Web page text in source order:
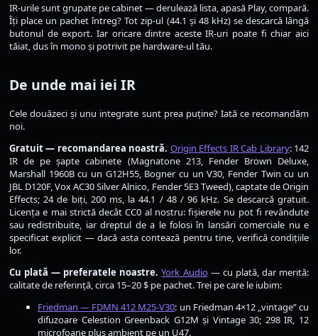
IR-urile sunt grupate pe cabinet — derulează lista, apasă Play, compară.
Îți place un pachet întreg? Tot zip-ul (44.1 și 48 kHz) se descarcă lângă
butonul de export. Iar oricare dintre aceste IR-uri poate fi chiar aici
tăiat, dus în mono și potrivit pe hardware-ul tău.
De unde mai iei IR
Cele douăzeci și unu integrate sunt prea puține? Iată ce recomandăm
noi.
Gratuit — recomandarea noastră. Origin Effects IR Cab Library: 142
IR de pe șapte cabinete (Magnatone 213, Fender Brown Deluxe,
Marshall 1960B cu un G12H55, Bogner cu un V30, Fender Twin cu un
JBL D120F, Vox AC30 Silver Alnico, Fender 5E3 Tweed), captate de Origin
Effects; 24 de biți, 200 ms, la 44.1 / 48 / 96 kHz. Se descarcă gratuit.
Licența e mai strictă decât CC0 al nostru: fișierele nu pot fi revândute
sau redistribuite, iar dreptul de a le folosi în lansări comerciale nu e
specificat explicit — dacă asta contează pentru tine, verifică condițiile
lor.
Cu plată — preferatele noastre. York Audio— cu plată, dar merită:
calitate de referință, circa 15–20 $ pe pachet. Trei pe care le iubim:
Friedman — FDMN 412 M25-V30: un Friedman 4×12 „vintage” cu
difuzoare Celestion Greenback G12M și Vintage 30; 298 IR, 12
microfoane plus ambient pe un U47.